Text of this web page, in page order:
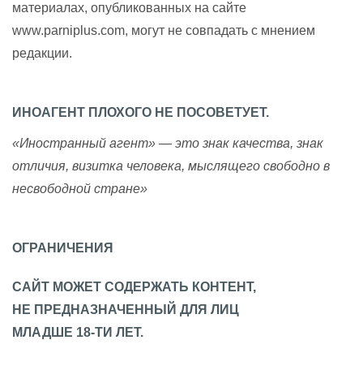
материалах, опубликованных на сайте
www.parniplus.com, могут не совпадать с мнением
редакции.
ИНОАГЕНТ ПЛОХОГО НЕ ПОСОВЕТУЕТ.
«Иностранный агент» — это знак качества, знак
отличия, визитка человека, мыслящего свободно в
несвободной стране»
ОГРАНИЧЕНИЯ
САЙТ МОЖЕТ СОДЕРЖАТЬ КОНТЕНТ,
НЕ ПРЕДНАЗНАЧЕННЫЙ ДЛЯ ЛИЦ
МЛАДШЕ 18-ТИ ЛЕТ.